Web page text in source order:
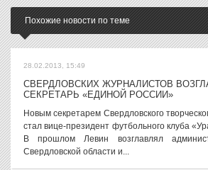
Похожие новости по теме
28.02.2013, 15:49
СВЕРДЛОВСКИХ ЖУРНАЛИСТОВ
СЕКРЕТАРЬ «ЕДИНОЙ РОССИИ»
Новым секретарем Свердловского
стал вице-президент футбольного клуба
В прошлом Левин возглавлял
Cвердловской области и...